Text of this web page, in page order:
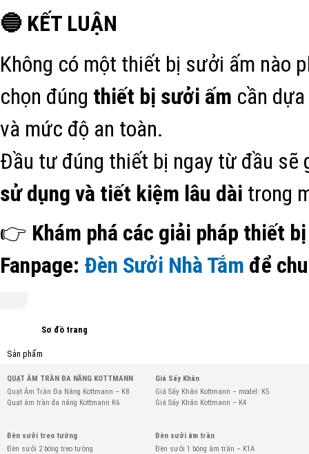
🔵 KẾT LUẬN
Không có một thiết bị sưởi ấm nào
chọn đúng thiết bị sưởi ấm cần
và mức độ an toàn.
Đầu tư đúng thiết bị ngay từ đầu sẽ
sử dụng và tiết kiệm lâu dài trong
👉 Khám phá các giải pháp thiết
Fanpage: Đèn Sưởi Nhà Tắm để
Sơ đồ trang
Sản phẩm
QUẠT ÂM TRẦN ĐA NĂNG KOTTMANN
Quạt Âm Trần Đa Năng Kottmann – K8
Quạt âm trần đa năng Kottmann K6
Giá Sấy Khăn
Giá Sấy Khăn Kottmann – model: K5
Giá Sấy Khăn Kottmann – K4
Đèn sưởi treo tường
Đèn sưởi 2 bóng treo tường
Đèn sưởi âm trần
Đèn sưởi 1 bóng âm trần – K1A